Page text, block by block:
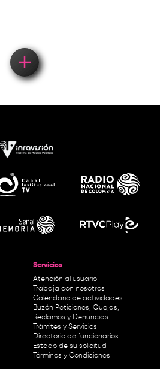
Servicios
Atención al usuario
Trabaja con nosotros
Calendario de actividades
Buzón Peticiones, Quejas,
Reclamos y Denuncias
Trámites y Servicios
Directorio de funcionarios
Estado de su solicitud
Términos y Condiciones